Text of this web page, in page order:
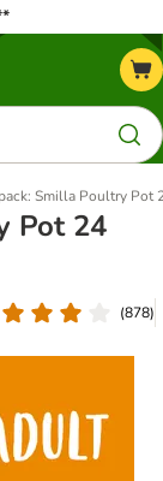
Smilla Poultry Pot
Pot 24
(878)